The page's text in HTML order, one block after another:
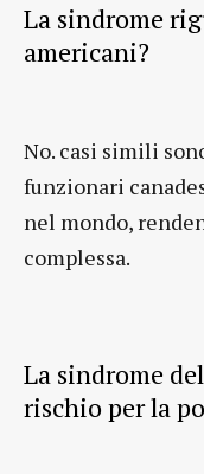
La sindrome
americani?
No. casi simili
funzionari
nel mondo,
complessa.
La sindrome
rischio per la